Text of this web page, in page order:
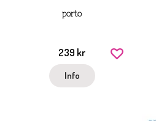
porto
239 kr
Info